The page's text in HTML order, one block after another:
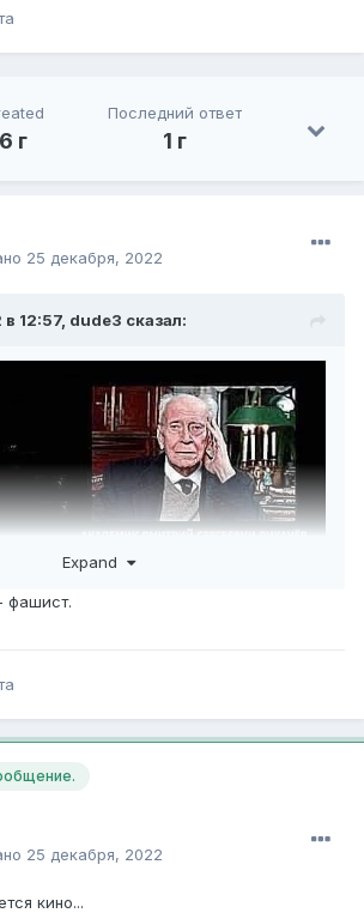
6 г
Последний ответ
1 г
25 декабря, 2022
12:57, dude3 сказал:
Expand
фашист.
25 декабря, 2022
кино...